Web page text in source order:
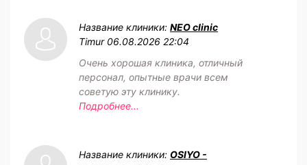
Название клиники: NEO clinic
Timur 06.08.2026 22:04
Очень хорошая клиника, отличный
персонал, опытные врачи всем
советую эту клинику.
Подробнее...
Название клиники: OSIYO -